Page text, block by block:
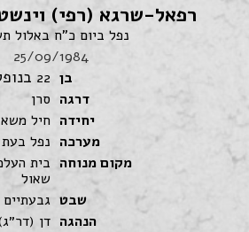
רפאל-שרגא (רפי)
נפל ביום כ"ח באלול
25/09/1984
בן 22
דרגה סרן
יחידה חיל
מערכה נפל בעת
מקום מנוחה בית
שאול
שבט גבעתיים
הנהגה דן